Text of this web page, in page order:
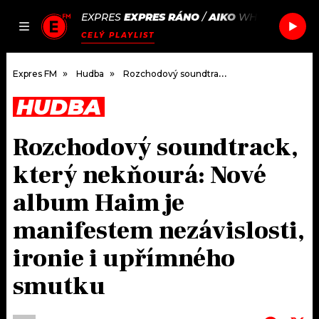
JAK
SEZNAM.CZ
EXPRES EXPRES RÁNO/AIKO WHY NOT BBY
CELÝ PLAYLIST
DOMŮ
ČLÁNKY
AKTUÁLNĚ
HUDBA
ROZHOVORY
#NEBUDUDOMA
PODCASTY
JAK NALADIT
RÁDIO
APLIKACE
Expres FM Hudba Rozchodový soundtrack, který nekňourá: Nové album Haim je manifestem nezávislosti, ironie i upřímného smutku
HUDBA
Rozchodový soundtrack,
který nekňourá: Nové
album Haim je
manifestem nezávislosti,
ironie i upřímného
smutku